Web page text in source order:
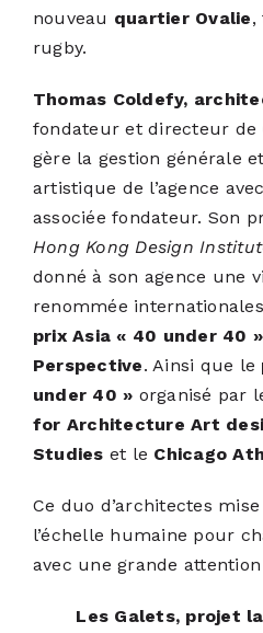
nouveau quartier Ovalie,
rugby.
Thomas Coldefy,
fondateur et directeur de
gère la gestion générale
artistique de l’agence avec
associée fondateur. Son
Hong Kong Design
donné à son agence une
renommée
prix Asia « 40 under 40
Perspective. Ainsi que le
under 40 » organisé par
for Architecture Art
Studies et le Chicago
Ce duo d’architectes
l’échelle humaine pour
avec une grande
Les Galets, projet